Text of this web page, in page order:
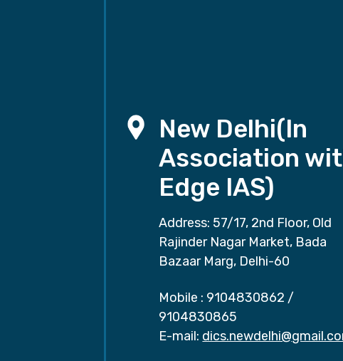
New Delhi(In
Association
Edge IAS)
Address: 57/17, 2nd Floor, Old
Rajinder Nagar Market, Bada
Bazaar Marg, Delhi-60
Mobile : 9104830862 /
9104830865
E-mail: